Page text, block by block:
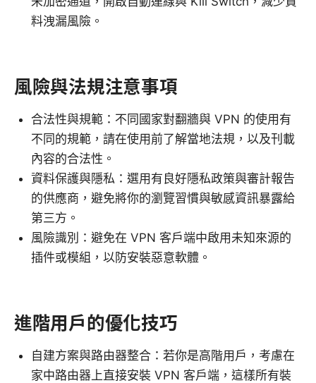
料洩漏風險。
風險與法規注意事項
合法性與規範：不同國家對翻牆與 VPN 的使用有
不同的規範，請在使用前了解當地法規，以及刊載
內容的合法性。
資料保護與隱私：選用有良好隱私政策與審計報告
的供應商，避免將你的瀏覽習慣與敏感資訊暴露給
第三方。
風險識別：避免在 VPN 客戶端中啟用未知來源的
插件或模組，以防安裝惡意軟體。
進階用戶的優化技巧
自建方案與路由器整合：若你是高階用戶，考慮在
家中路由器上直接安裝 VPN 客戶端，這樣所有裝